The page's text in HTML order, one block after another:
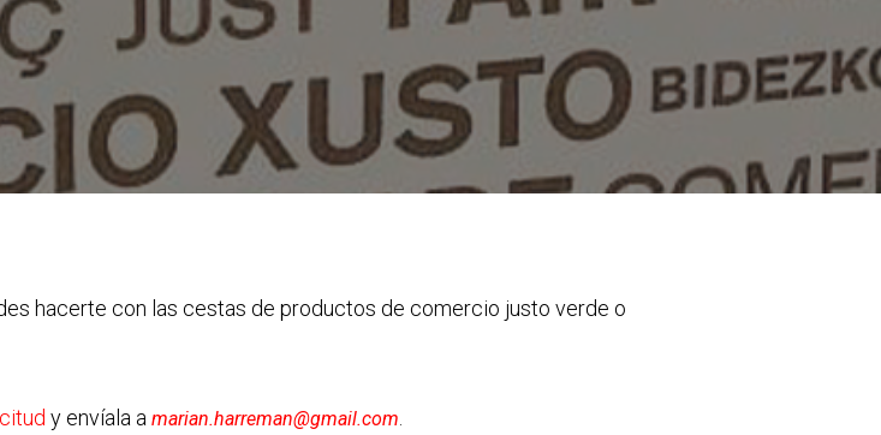
hacerte con las cestas de productos de comercio justo verde o
y envíala a marian.harreman@gmail.com.